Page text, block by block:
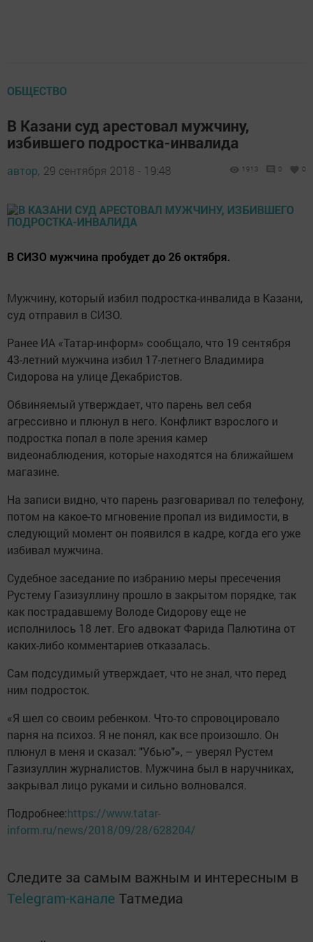
ОБЩЕСТВО
В Казани суд арестовал мужчину,
избившего подростка-инвалида
автор, 29 сентября 2018 - 19:48 1913 0 0
В СИЗО мужчина пробудет до 26 октября.
Мужчину, который избил подростка-инвалида в Казани,
суд отправил в СИЗО.
Ранее ИА «Татар-информ» сообщало, что 19 сентября
43-летний мужчина избил 17-летнего Владимира
Сидорова на улице Декабристов.
Обвиняемый утверждает, что парень вел себя
агрессивно и плюнул в него. Конфликт взрослого и
подростка попал в поле зрения камер
видеонаблюдения, которые находятся на ближайшем
магазине.
На записи видно, что парень разговаривал по телефону,
потом на какое-то мгновение пропал из видимости, в
следующий момент он появился в кадре, когда его уже
избивал мужчина.
Судебное заседание по избранию меры пресечения
Рустему Газизуллину прошло в закрытом порядке, так
как пострадавшему Володе Сидорову еще не
исполнилось 18 лет. Его адвокат Фарида Палютина от
каких-либо комментариев отказалась.
Сам подсудимый утверждает, что не знал, что перед
ним подросток.
«Я шел со своим ребенком. Что-то спровоцировало
парня на психоз. Я не понял, как все произошло. Он
плюнул в меня и сказал: "Убью"», – уверял Рустем
Газизуллин журналистов. Мужчина был в наручниках,
закрывал лицо руками и сильно волновался.
Подробнее:https://www.tatar-
inform.ru/news/2018/09/28/628204/
Следите за самым важным и интересным в
Telegram-канале Татмедиа